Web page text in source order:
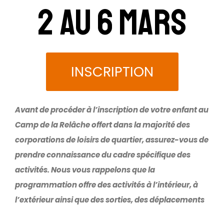
2 au 6 mars
INSCRIPTION
Avant de procéder à l’inscription de votre enfant au
Camp de la Relâche offert dans la majorité des
corporations de loisirs de quartier, assurez-vous de
prendre connaissance du cadre spécifique des
activités. Nous vous rappelons que la
programmation offre des activités à l’intérieur, à
l’extérieur ainsi que des sorties, des déplacements